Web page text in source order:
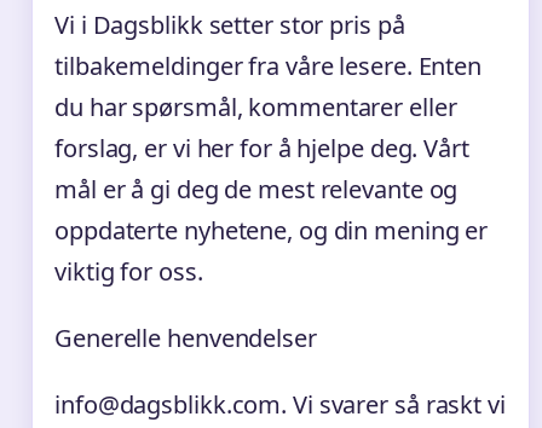
Vi i Dagsblikk setter stor pris på
tilbakemeldinger fra våre lesere. Enten
du har spørsmål, kommentarer eller
forslag, er vi her for å hjelpe deg. Vårt
mål er å gi deg de mest relevante og
oppdaterte nyhetene, og din mening er
viktig for oss.
Generelle henvendelser
info@dagsblikk.com. Vi svarer så raskt vi